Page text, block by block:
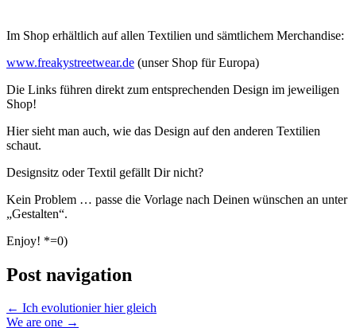
Im Shop erhältlich auf allen Textilien und sämtlichem Merchandise:
www.freakystreetwear.de (unser Shop für Europa)
Die Links führen direkt zum entsprechenden Design im jeweiligen
Shop!
Hier sieht man auch, wie das Design auf den anderen Textilien
schaut.
Designsitz oder Textil gefällt Dir nicht?
Kein Problem … passe die Vorlage nach Deinen wünschen an unter
„Gestalten“.
Enjoy! *=0)
Post navigation
← Ich evolutionier hier gleich
We are one →